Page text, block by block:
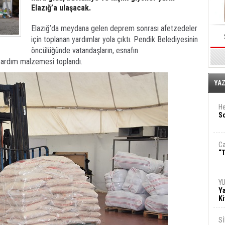
Elazığ’a ulaşacak.
Elazığ’da meydana gelen deprem sonrası afetzedeler
için toplanan yardımlar yola çıktı. Pendik Belediyesinin
öncülüğünde vatandaşların, esnafın
malzemesi toplandı.